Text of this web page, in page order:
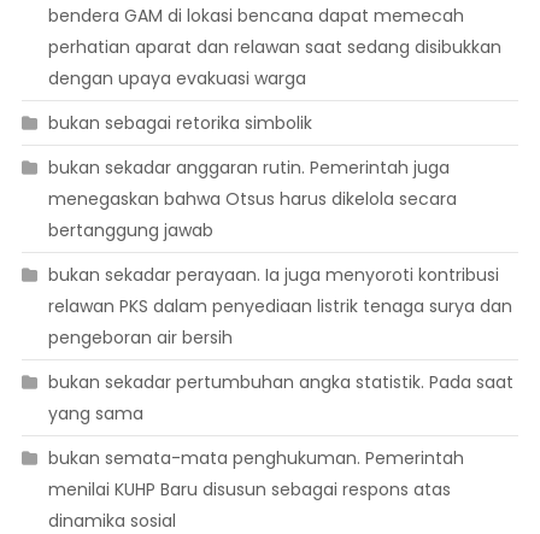
bendera GAM di lokasi bencana dapat memecah
perhatian aparat dan relawan saat sedang disibukkan
dengan upaya evakuasi warga
bukan sebagai retorika simbolik
bukan sekadar anggaran rutin. Pemerintah juga
menegaskan bahwa Otsus harus dikelola secara
bertanggung jawab
bukan sekadar perayaan. Ia juga menyoroti kontribusi
relawan PKS dalam penyediaan listrik tenaga surya dan
pengeboran air bersih
bukan sekadar pertumbuhan angka statistik. Pada saat
yang sama
bukan semata-mata penghukuman. Pemerintah
menilai KUHP Baru disusun sebagai respons atas
dinamika sosial